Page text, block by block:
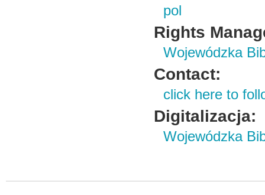
pol
Rights
Wojewódzka
Contact:
click here to
Digitalizacja:
Wojewódzka